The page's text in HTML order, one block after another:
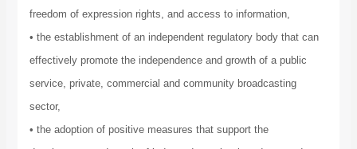
freedom of expression rights, and access to information,
• the establishment of an independent regulatory body that can
effectively promote the independence and growth of a public
service, private, commercial and community broadcasting
sector,
• the adoption of positive measures that support the